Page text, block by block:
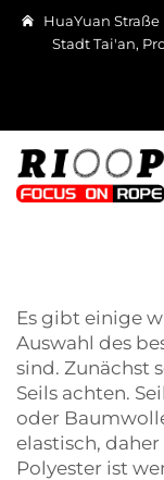
HuaYuan
Stadt Tai'an,
Es gibt einige
Auswahl des
sind. Zunächst
Seils achten.
oder
elastisch,
Polyester ist